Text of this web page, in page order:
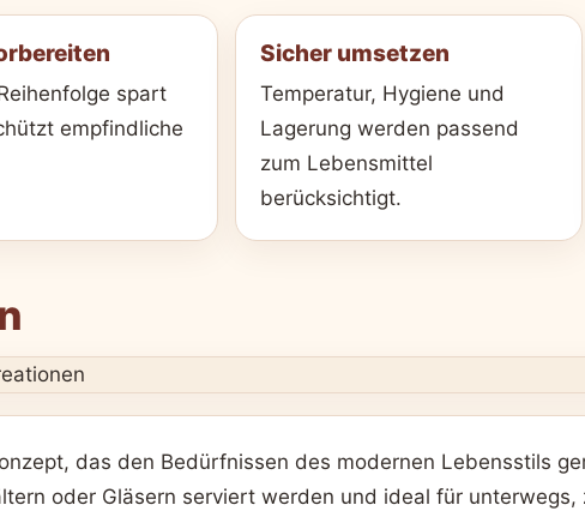
spart
empfindliche
Sicher umsetzen
Temperatur, Hygiene und
Lagerung werden passend
zum Lebensmittel
berücksichtigt.
das den Bedürfnissen des modernen Lebensstils
oder Gläsern serviert werden und ideal für unterwegs,